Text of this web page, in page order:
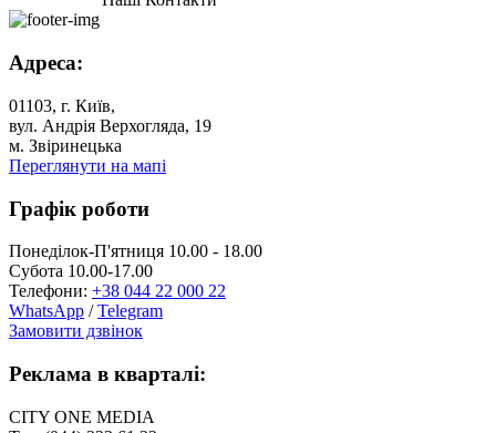
Адреса:
01103, г. Київ,
вул. Андрія Верхогляда, 19
м. Звіринецька
Переглянути на мапі
Графік роботи
Понеділок-П'ятниця 10.00 - 18.00
Субота 10.00-17.00
Телефони: +38 044 22 000 22
WhatsApp /Telegram
Замовити дзвінок
Реклама в кварталі:
CITY ONE MEDIA